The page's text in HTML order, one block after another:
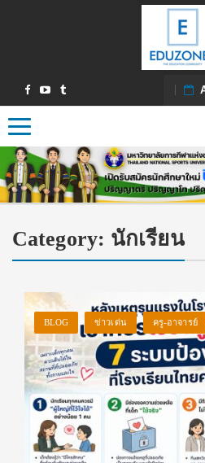
Toggle navigation
Category: นักเรียน
BLOG ข่าวเด่น ครู-อาจารย์